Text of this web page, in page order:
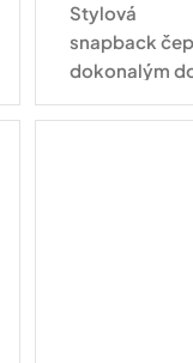
Stylová
snapback
dokonalým
každodenní
varianta ve